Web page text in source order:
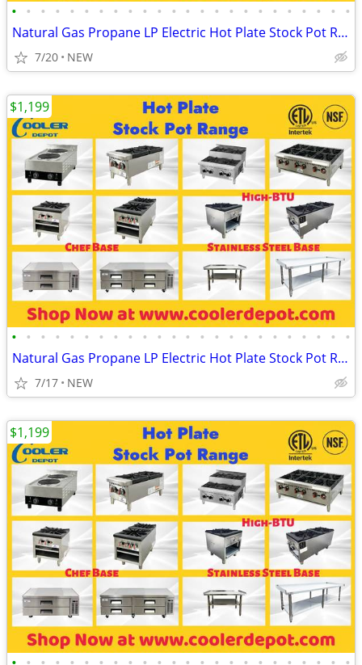
• • • • • • • • • • • • • • • • • • • • • • • •
Natural Gas Propane LP Electric Hot Plate Stock Pot Range
7/20 NEW
• • • • • • • • • • • • • • • • • • • • • • • •
Natural Gas Propane LP Electric Hot Plate Stock Pot Range
7/17 NEW
$1,199
$1,199